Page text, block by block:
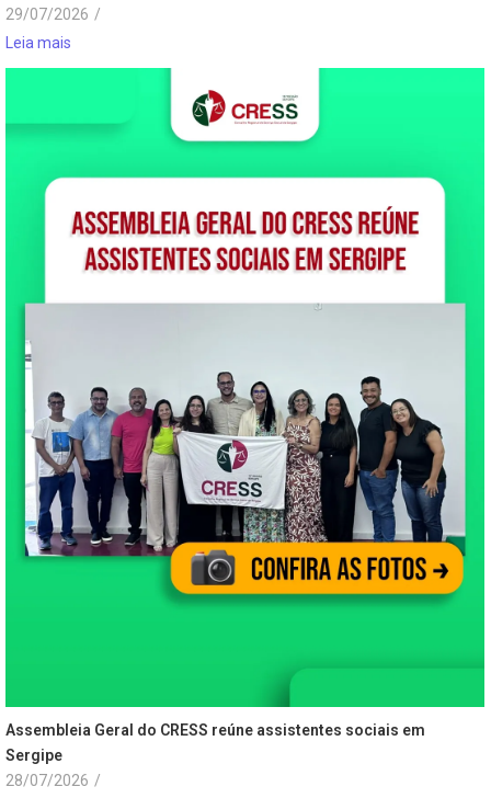
29/07/2026 /
Leia mais
Assembleia Geral do CRESS reúne assistentes sociais em
Sergipe
28/07/2026 /